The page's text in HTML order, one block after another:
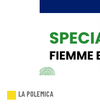
LA POLEMICA